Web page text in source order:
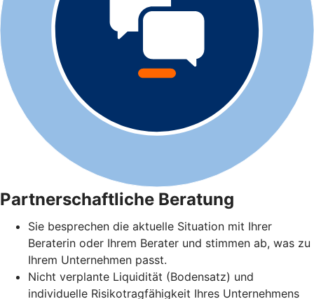
Partnerschaftliche Beratung
Sie besprechen die aktuelle Situation mit Ihrer
Beraterin oder Ihrem Berater und stimmen ab, was zu
Ihrem Unternehmen passt.
Nicht verplante Liquidität (Bodensatz) und
individuelle Risikotragfähigkeit Ihres Unternehmens